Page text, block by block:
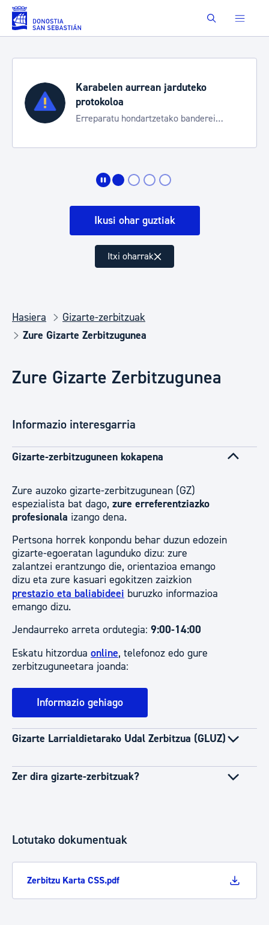
Eduki nagusira joan Buscar
Karabelen aurrean jarduteko
protokoloa
Erreparatu hondartzetako banderei
Ikusi ohar guztiak
Itxi oharrak
Hasiera
Gizarte-zerbitzuak
Zure Gizarte Zerbitzugunea
Zure Gizarte Zerbitzugunea
Informazio interesgarria
Gizarte-zerbitzuguneen kokapena
Zure auzoko gizarte-zerbitzugunean (GZ)
espezialista bat dago, zure erreferentziazko
profesionala izango dena.
Pertsona horrek konpondu behar duzun edozein
gizarte-egoeratan lagunduko dizu: zure
zalantzei erantzungo die, orientazioa emango
dizu eta zure kasuari egokitzen zaizkion
prestazio eta baliabideei buruzko informazioa
emango dizu.
Jendaurreko arreta ordutegia: 9:00-14:00
Eskatu hitzordua online, telefonoz edo gure
zerbitzuguneetara joanda:
Informazio gehiago
Gizarte Larrialdietarako Udal Zerbitzua (GLUZ)
Zer dira gizarte-zerbitzuak?
Lotutako dokumentuak
Zerbitzu Karta CSS.pdf